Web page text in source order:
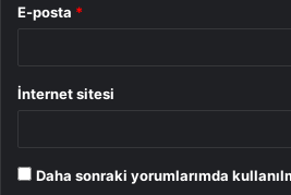
E-posta *
İnternet sitesi
Daha sonraki yorumlarımda